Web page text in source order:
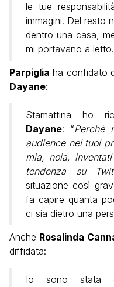
le tue
immagini. Del resto
dentro una casa,
mi portavano a letto.
Parpiglia ha confidato
Dayane:
Stamattina ho
Dayane: “Perchè
audience nei tuoi
mia, noia,
tendenza su
situazione così
fa capire quanta
ci sia dietro una
Anche Rosalinda
diffidata:
Io sono stata